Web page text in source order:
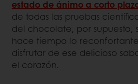
estado de ánimo a corto
de todas las pruebas
del chocolate, por supuesto,
hace tiempo lo
disfrutar de ese delicioso
el corazón.